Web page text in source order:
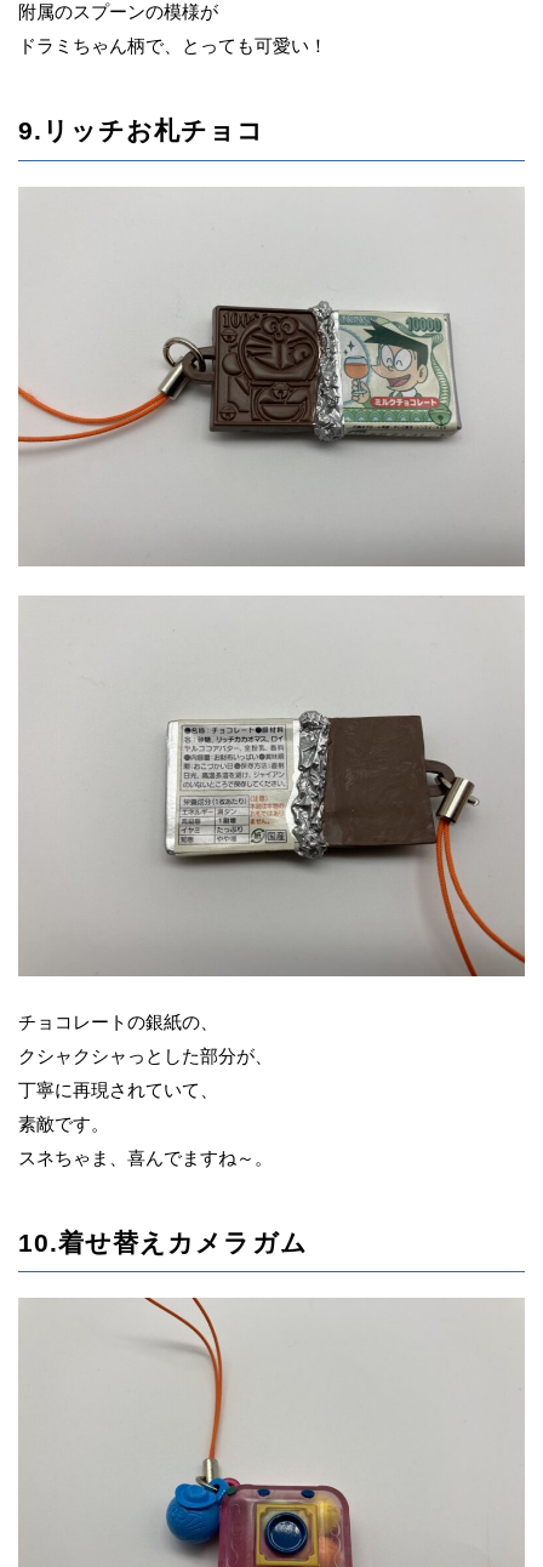
附属のスプーンの模様が
ドラミちゃん柄で、とっても可愛い！
9.リッチお札チョコ
チョコレートの銀紙の、
クシャクシャっとした部分が、
丁寧に再現されていて、
素敵です。
スネちゃま、喜んでますね～。
10.着せ替えカメラガム